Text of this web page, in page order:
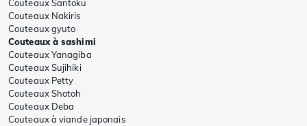
Couteaux Santoku
Couteaux Nakiris
Couteaux gyuto
Couteaux à sashimi
Couteaux Yanagiba
Couteaux Sujihiki
Couteaux Petty
Couteaux Shotoh
Couteaux Deba
Couteaux à viande japonais